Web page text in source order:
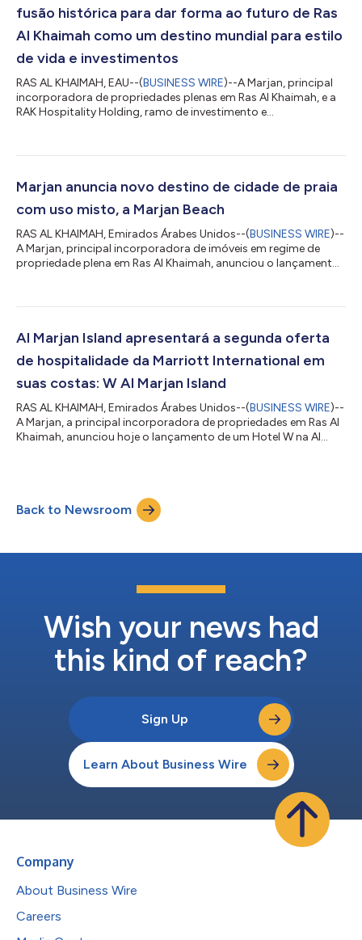
fusão histórica para dar forma ao futuro de Ras
Al Khaimah como um destino mundial para estilo
de vida e investimentos
RAS AL KHAIMAH, EAU--(BUSINESS WIRE)--A Marjan, principal
incorporadora de propriedades plenas em Ras Al Khaimah, e a
RAK Hospitality Holding, ramo de investimento e
entidade unificada operando sob a Marjan. Esta fusão
com estratégias visionárias de desenvolvimento imobiliário
para formar uma organização dinâmica e preparad...
Marjan anuncia novo destino de cidade de praia
com uso misto, a Marjan Beach
RAS AL KHAIMAH, Emirados Árabes Unidos--(BUSINESS WIRE)--
A Marjan, principal incorporadora de imóveis em regime de
propriedade plena em Ras Al Khaimah, anunciou o lançamento
nas áreas imobiliária, hoteleira e de estilo de vida, e acelerar a
como o primeiro destino de investimentos sustentáveis e porta
de entrada pa...
Al Marjan Island apresentará a segunda oferta
de hospitalidade da Marriott International em
suas costas: W Al Marjan Island
RAS AL KHAIMAH, Emirados Árabes Unidos--(BUSINESS WIRE)--
A Marjan, a principal incorporadora de propriedades em Ras Al
Khaimah, anunciou hoje o lançamento de um Hotel W na Al
para alcançar uma dupla distinção, não apenas como o
segundo empreendimento hoteleiro da Marriott International
na ilha, mas também como a primei...
Back to Newsroom
Wish your news had
this kind of reach?
Sign Up
Learn About Business Wire
Company
About Business Wire
Careers